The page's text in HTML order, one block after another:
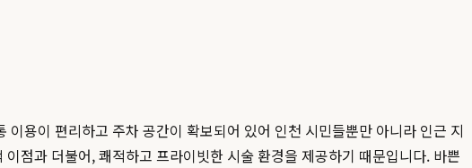
용이 편리하고 주차 공간이 확보되어 있어 인천 시민들뿐만 아니라 인근 지
점과 더불어, 쾌적하고 프라이빗한 시술 환경을 제공하기 때문입니다. 바쁜